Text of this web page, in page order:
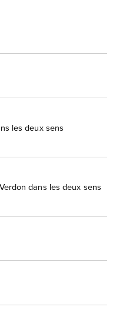
les deux sens
dans les deux sens